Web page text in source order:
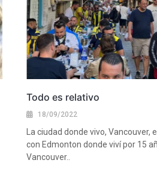
Todo es relativo
18/09/2022
La ciudad donde vivo, Vancouver,
con Edmonton donde viví por 15
Vancouver..